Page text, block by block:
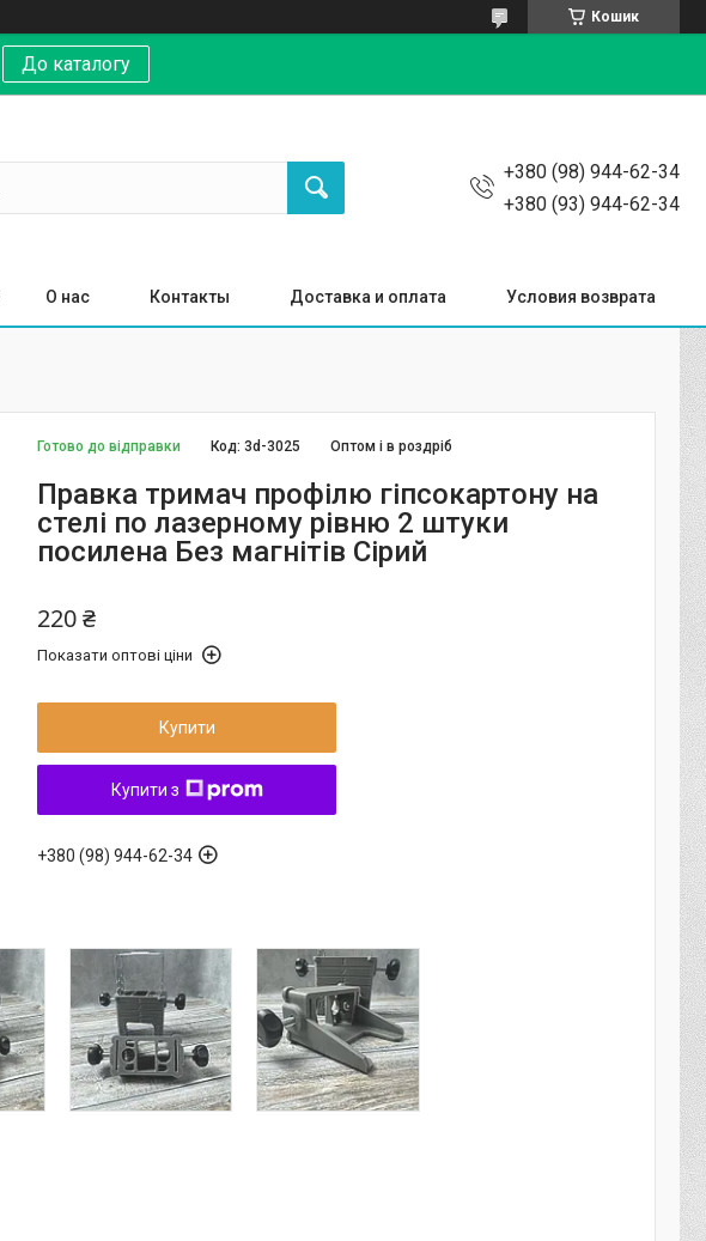
Кошик
До каталогу
+380 (98) 944-62-34
+380 (93) 944-62-34
О нас Контакты Доставка и оплата Условия возврата
Готово до відправки Оптом і в роздріб
Код:3d-3025
Правка тримач профілю гіпсокартону на
стелі по лазерному рівню 2 штуки
посилена Без магнітів Сірий
220 ₴
Показати оптові ціни
Купити
Купити з
+380 (98) 944-62-34